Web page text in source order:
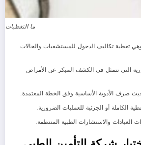
ما التغطيات
تغطية تكاليف الدخول للمستشفيات والحالات
التي تتمثل في الكشف المبكر عن الأمراض
حيث صرف الأدوية الأساسية وفق الخطة المعتمدة.
الكاملة أو الجزئية للعمليات الضرورية.
العيادات والاستشارات الطبية المنتظمة.